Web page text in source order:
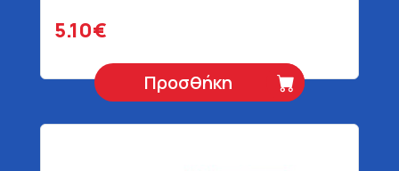
5.10€
Προσθήκη